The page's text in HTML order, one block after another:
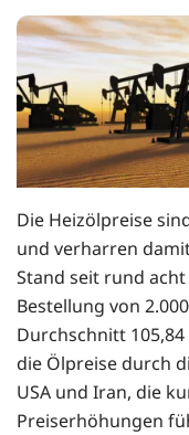
Die Heizölpreise
und verharren
Stand seit rund
Bestellung von
Durchschnitt
die Ölpreise durch
USA und Iran, die
Preiserhöhungen